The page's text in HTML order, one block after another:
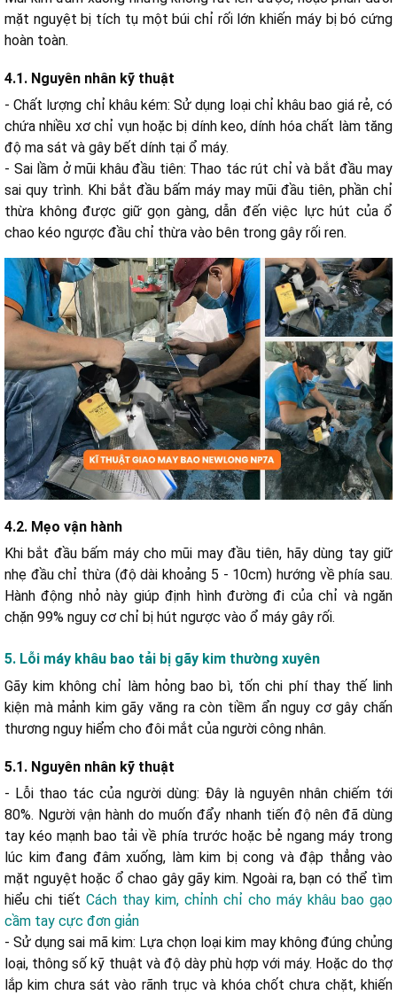
mặt nguyệt bị tích tụ một búi chỉ rối lớn khiến máy bị bó cứng
hoàn toàn.
4.1. Nguyên nhân kỹ thuật
- Chất lượng chỉ khâu kém: Sử dụng loại chỉ khâu bao giá rẻ, có
chứa nhiều xơ chỉ vụn hoặc bị dính keo, dính hóa chất làm tăng
độ ma sát và gây bết dính tại ổ máy.
- Sai lầm ở mũi khâu đầu tiên: Thao tác rút chỉ và bắt đầu may
sai quy trình. Khi bắt đầu bấm máy may mũi đầu tiên, phần chỉ
thừa không được giữ gọn gàng, dẫn đến việc lực hút của ổ
chao kéo ngược đầu chỉ thừa vào bên trong gây rối ren.
4.2. Mẹo vận hành
Khi bắt đầu bấm máy cho mũi may đầu tiên, hãy dùng tay giữ
nhẹ đầu chỉ thừa (độ dài khoảng 5 - 10cm) hướng về phía sau.
Hành động nhỏ này giúp định hình đường đi của chỉ và ngăn
chặn 99% nguy cơ chỉ bị hút ngược vào ổ máy gây rối.
5. Lỗi máy khâu bao tải bị gãy kim thường xuyên
Gãy kim không chỉ làm hỏng bao bì, tốn chi phí thay thế linh
kiện mà mảnh kim gãy văng ra còn tiềm ẩn nguy cơ gây chấn
thương nguy hiểm cho đôi mắt của người công nhân.
5.1. Nguyên nhân kỹ thuật
- Lỗi thao tác của người dùng: Đây là nguyên nhân chiếm tới
80%. Người vận hành do muốn đẩy nhanh tiến độ nên đã dùng
tay kéo mạnh bao tải về phía trước hoặc bẻ ngang máy trong
lúc kim đang đâm xuống, làm kim bị cong và đập thẳng vào
mặt nguyệt hoặc ổ chao gây gãy kim. Ngoài ra, bạn có thể tìm
hiểu chi tiết Cách thay kim, chỉnh chỉ cho máy khâu bao gạo
cầm tay cực đơn giản
- Sử dụng sai mã kim: Lựa chọn loại kim may không đúng chủng
loại, thông số kỹ thuật và độ dày phù hợp với máy. Hoặc do thợ
lắp kim chưa sát vào rãnh trục và khóa chốt chưa chặt, khiến